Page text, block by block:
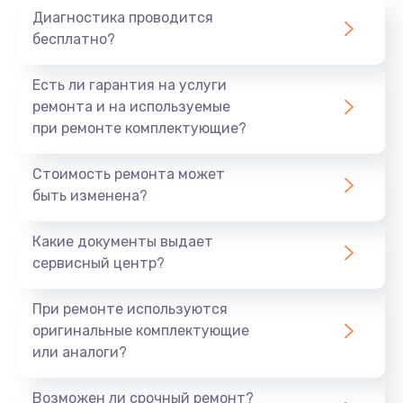
700 руб.
Не заряжается
800 руб.
490 руб.
Восстановление после попадания влаги
790 руб.
Диагностика проводится
бесплатно?
Есть ли гарантия на услуги
ремонта и на используемые
при ремонте комплектующие?
Стоимость ремонта может
быть изменена?
Какие документы выдает
сервисный центр?
При ремонте используются
оригинальные комплектующие
или аналоги?
Возможен ли срочный ремонт?